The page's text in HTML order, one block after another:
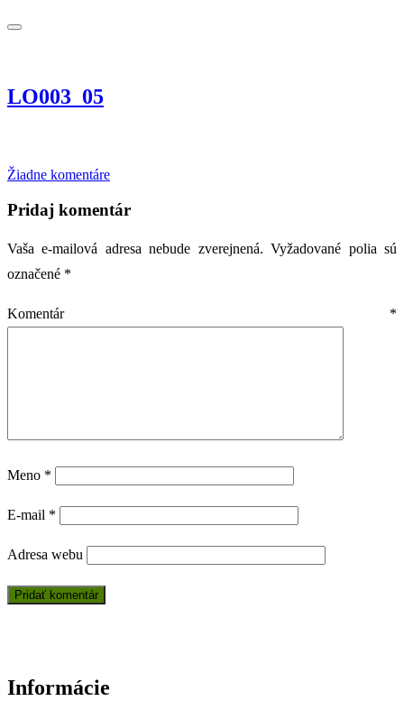
LO003_05
Žiadne komentárena
Pridaj komentár
Vaša e-mailová adresa nebude zverejnená. Vyžadované polia sú
označené *
Komentár *
Meno *
E-mail *
Adresa webu
Informácie